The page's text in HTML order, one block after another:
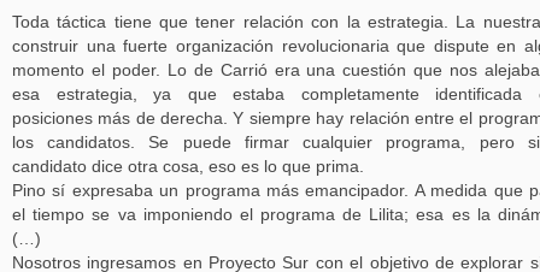
Toda táctica tiene que tener relación con la estrategia. La
construir una fuerte organización revolucionaria que dispute en
momento el poder. Lo de Carrió era una cuestión que nos
esa estrategia, ya que estaba completamente identificada
posiciones más de derecha. Y siempre hay relación entre el
los candidatos. Se puede firmar cualquier programa, pero
candidato dice otra cosa, eso es lo que prima.
Pino sí expresaba un programa más emancipador. A medida que
el tiempo se va imponiendo el programa de Lilita; esa es la
(…)
Nosotros ingresamos en Proyecto Sur con el objetivo de explorar